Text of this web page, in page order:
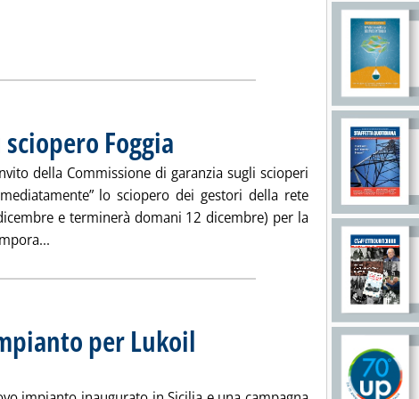
Foggia . Pubblicata martedì 10 dicembre 2013 alle 15.7.
della Commissione di garanzia sugli scioperi
lo sciopero dei gestori della rete
e terminerà domani 12 dicembre) per la
Leggi tutta la notizia: 'Carburanti, Figisc su sciopero
per Lukoil . Sottotitolo: Al via anche la promozione di Natale
. Pubblicata martedì 10 dicembre 2013 alle 10.49.